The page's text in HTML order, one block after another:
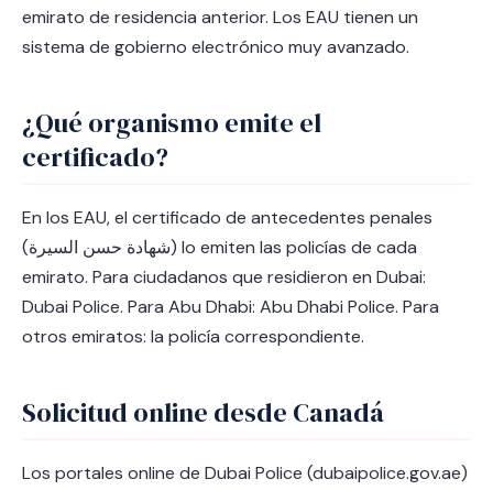
emirato de residencia anterior. Los EAU tienen un
sistema de gobierno electrónico muy avanzado.
¿Qué organismo emite el
certificado?
En los EAU, el certificado de antecedentes penales
(شهادة حسن السيرة) lo emiten las policías de cada
emirato. Para ciudadanos que residieron en Dubai:
Dubai Police. Para Abu Dhabi: Abu Dhabi Police. Para
otros emiratos: la policía correspondiente.
Solicitud online desde Canadá
Los portales online de Dubai Police (dubaipolice.gov.ae)